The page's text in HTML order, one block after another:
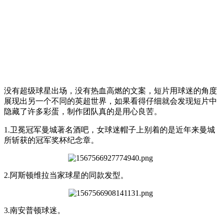
没有超级球星出场，没有热血高燃的文案，短片用球迷的角度
展现出另一个不同的英超世界，如果看得仔细就会发现短片中
隐藏了许多彩蛋，制作团队真的是用心良苦。
1.卫冕冠军曼城著名酒吧，女球迷帽子上别着的是近年来曼城
所斩获的冠军奖杯纪念章。
2.阿斯顿维拉当家球星的同款发型。
3.南安普顿球迷。